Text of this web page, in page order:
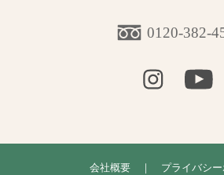
0120-382-
会社概要｜ プライバシ